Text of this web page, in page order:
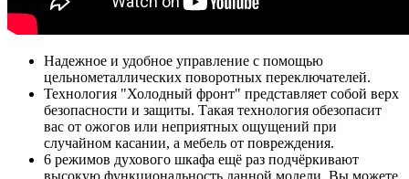
Надежное и удобное управление с помощью
цельнометаллических поворотных переключателей.
Технология "Холодный фронт" представляет собой верх
безопасности и защиты. Такая технология обезопасит
вас от ожогов или неприятных ощущений при
случайном касании, а мебель от повреждения.
6 режимов духового шкафа ещё раз подчёркивают